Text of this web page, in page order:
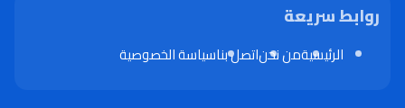
روابط سريعة
الرئيسيةمن نحناتصل بناسياسة الخصوصية